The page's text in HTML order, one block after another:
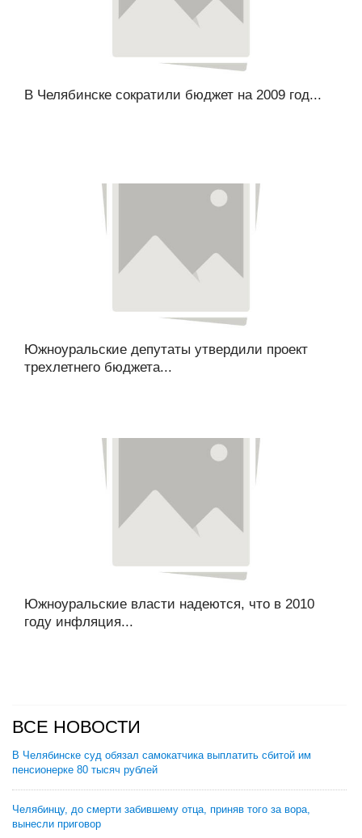
В Челябинске сократили бюджет на 2009 год...
Южноуральские депутаты утвердили проект
трехлетнего бюджета...
Южноуральские власти надеются, что в 2010
году инфляция...
ВСЕ НОВОСТИ
В Челябинске суд обязал самокатчика выплатить сбитой им
пенсионерке 80 тысяч рублей
Челябинцу, до смерти забившему отца, приняв того за вора,
вынесли приговор